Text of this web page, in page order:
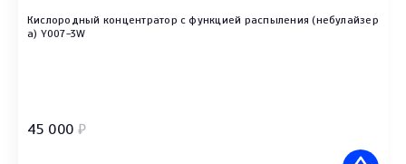
Кислородный концентратор с функцией распыления (небулайзер
а) Y007-3W
45 000 ₽